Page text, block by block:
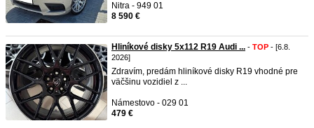
Nitra - 949 01
8 590 €
Hliníkové disky 5x112 R19 Audi ... - TOP - [6.8.
2026]
Zdravím, predám hliníkové disky R19 vhodné pre
väčšinu vozidiel z ...
Námestovo - 029 01
479 €